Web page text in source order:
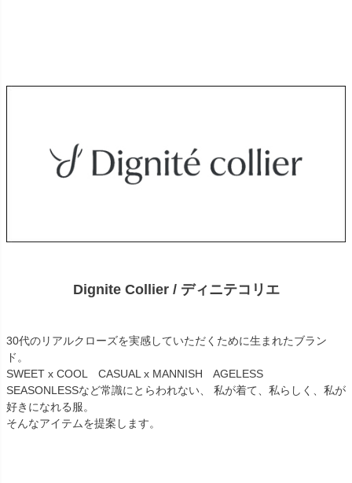
Dignite Collier / ディニテコリエ
30代のリアルクローズを実感していただくために生まれたブラン
ド。
SWEET x COOL CASUAL x MANNISH AGELESS
SEASONLESSなど常識にとらわれない、 私が着て、私らしく、私が
好きになれる服。
そんなアイテムを提案します。